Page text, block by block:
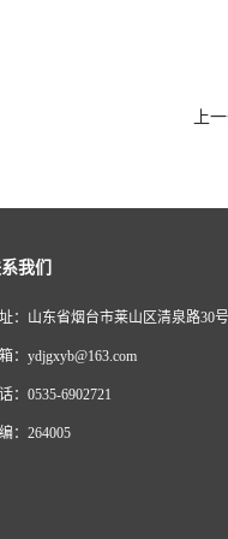
上
我们
：山东省烟台市莱山区清泉路30号
：ydjgxyb@163.com
：0535-6902721
：264005